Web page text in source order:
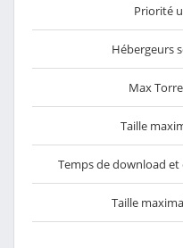
Priorité
Hébergeurs
Max
Taille
Temps de download
Taille